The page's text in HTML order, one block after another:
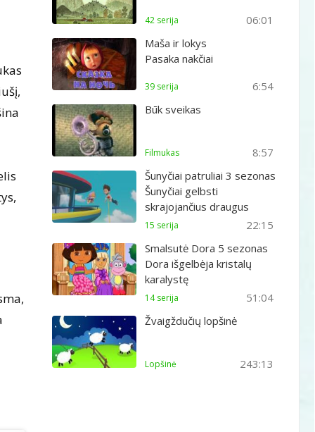
06:01
42 serija
Maša ir lokys
Pasaka nakčiai
6:54
39 serija
Būk sveikas
8:57
Filmukas
Šunyčiai patruliai 3 sezonas
Šunyčiai gelbsti
skrajojančius draugus
22:15
15 serija
Smalsutė Dora 5 sezonas
Dora išgelbėja kristalų
karalystę
51:04
14 serija
Žvaigždučių lopšinė
243:13
Lopšinė